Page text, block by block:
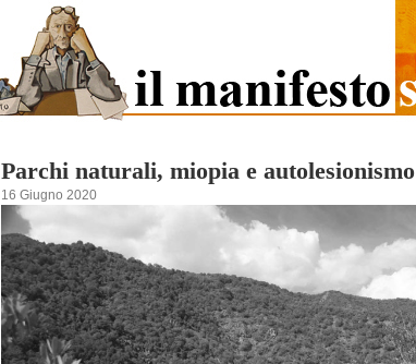
Parchi naturali, miopia e autolesionismo
16 Giugno 2020